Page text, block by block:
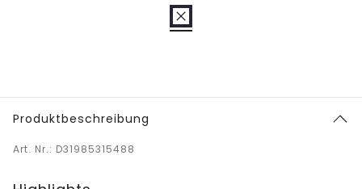
Produktbeschreibung
Art. Nr.: D31985315488